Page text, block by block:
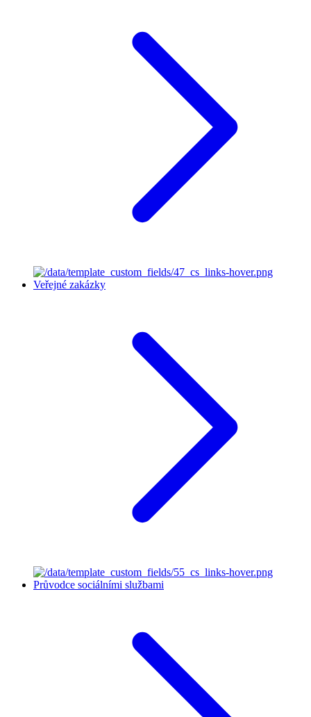
Veřejné zakázky
Průvodce sociálními službami